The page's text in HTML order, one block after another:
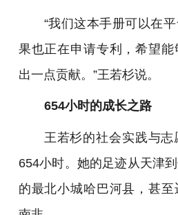
“我们这本手册可以在
果也正在申请专利，希望
出一点贡献。”王若杉说。
654小时的成长之路
王若杉的社会实践与
654小时。她的足迹从天津
的最北小城哈巴河县，甚